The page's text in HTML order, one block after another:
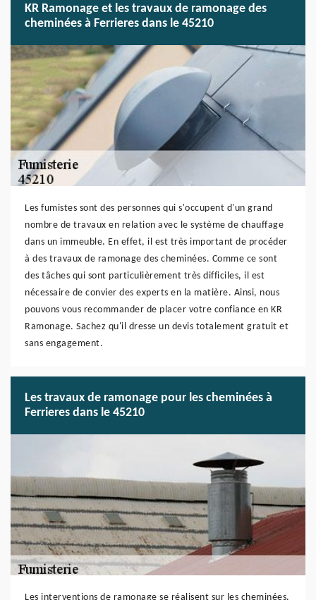
KR Ramonage et les travaux de ramonage des
cheminées à Ferrieres dans le 45210
Les fumistes sont des personnes qui s'occupent d'un grand
nombre de travaux en relation avec le système de chauffage
dans un immeuble. En effet, il est très important de procéder
à des travaux de ramonage des cheminées. Comme ce sont
des tâches qui sont particulièrement très difficiles, il est
nécessaire de convier des experts en la matière. Ainsi, nous
pouvons vous recommander de placer votre confiance en KR
Ramonage. Sachez qu'il dresse un devis totalement gratuit et
sans engagement.
Les travaux de ramonage pour les cheminées à
Ferrieres dans le 45210
Les interventions de ramonage se réalisent sur les cheminées.